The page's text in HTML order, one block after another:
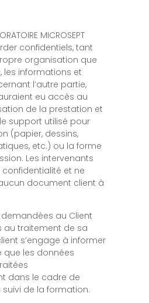
MICROSEPT
confidentiels, tant
organisation que
les informations et
l’autre partie,
eu accès au
de la prestation et
support utilisé pour
(papier, dessins,
etc.) ou la forme
Les intervenants
et ne
document client à
au Client
au traitement de sa
s’engage à informer
les données
dans le cadre de
suivi de la formation.